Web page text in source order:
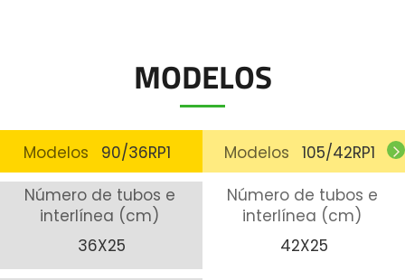
MODELOS
Modelos 90/36RP1 Modelos
105/42RP1
Número de tubos e
interlínea (cm)
36X25
Número de tubos e
interlínea (cm)
42X25